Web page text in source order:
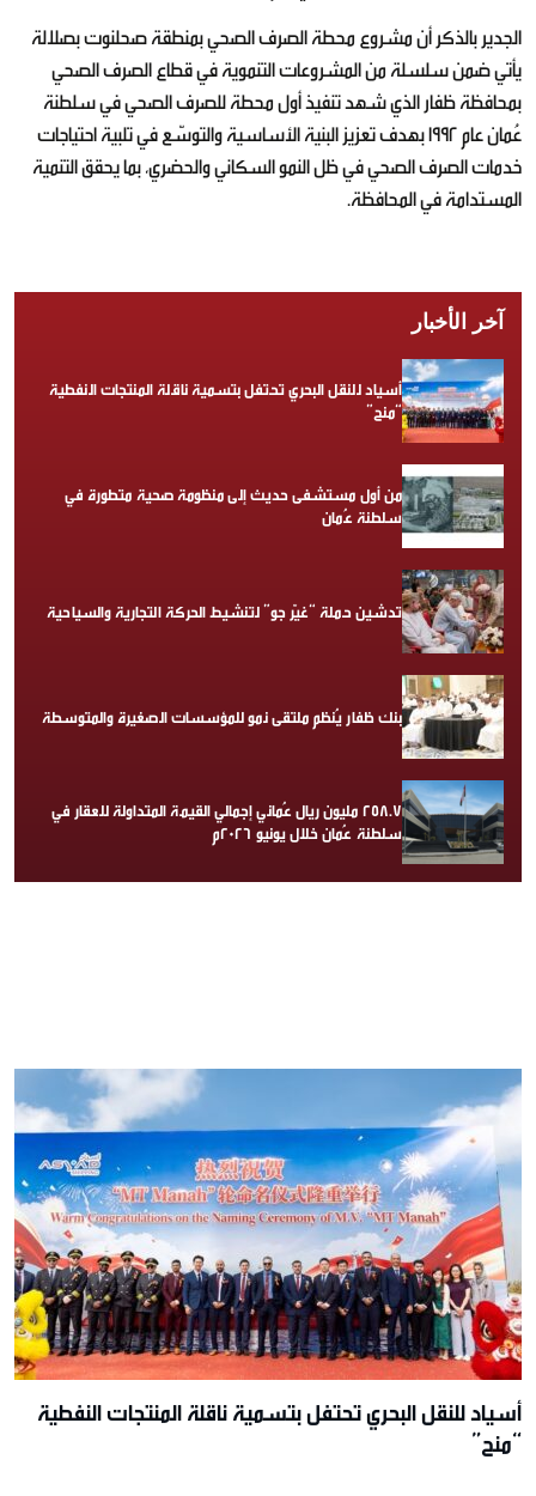
الجدير بالذكر أن مشروع محطة الصرف الصحي بمنطقة صحلنوت بصلالة
يأتي ضمن سلسلة من المشروعات التنموية في قطاع الصرف الصحي
بمحافظة ظفار الذي شهد تنفيذ أول محطة للصرف الصحي في سلطنة
عُمان عام 1992 بهدف تعزيز البنية الأساسية والتوسّع في تلبية احتياجات
خدمات الصرف الصحي في ظل النمو السكاني والحضري، بما يحقق التنمية
المستدامة في المحافظة.
آخر الأخبار
أسياد للنقل البحري تحتفل بتسمية ناقلة المنتجات النفطية
“منح”
من أول مستشفى حديث إلى منظومة صحية متطورة في
سلطنة عُمان
تدشين حملة “غيّر جو” لتنشيط الحركة التجارية والسياحية
بنك ظفار يُنظم ملتقى نمو للمؤسسات الصغيرة والمتوسطة
258.7 مليون ريال عُماني إجمالي القيمة المتداولة للعقار في
سلطنة عُمان خلال يونيو 2026م
أسياد للنقل البحري تحتفل بتسمية ناقلة المنتجات النفطية
“منح”